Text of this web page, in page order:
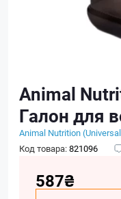
Animal
Галон для
Animal Nutrition
Код товара:821096
587₴